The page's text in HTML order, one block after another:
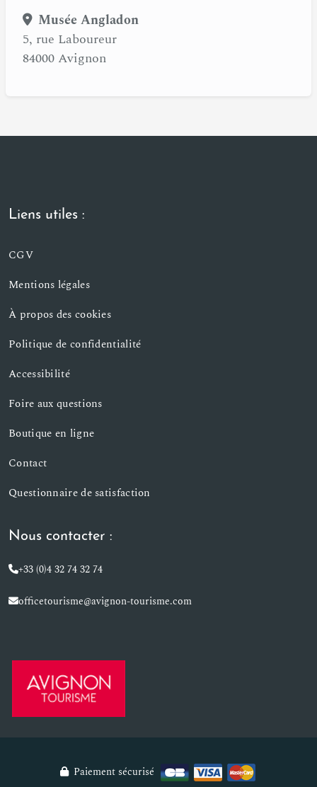
Musée Angladon
5, rue Laboureur
84000 Avignon
Liens utiles :
CGV
Mentions légales
À propos des cookies
Politique de confidentialité
Accessibilité
Foire aux questions
Boutique en ligne
Contact
Questionnaire de satisfaction
Nous contacter :
+33 (0)4 32 74 32 74
officetourisme@avignon-tourisme.com
Paiement sécurisé